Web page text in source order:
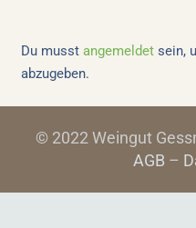
Du musst angemeldetsein,
abzugeben.
© 2022 Weingut
AGB –